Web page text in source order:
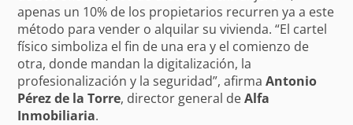
apenas un 10% de los propietarios recurren ya a este
método para vender o alquilar su vivienda. “El cartel
físico simboliza el fin de una era y el comienzo de
otra, donde mandan la digitalización, la
profesionalización y la seguridad”, afirmaAntonio
Pérez de la Torre, director general deAlfa
Inmobiliaria.